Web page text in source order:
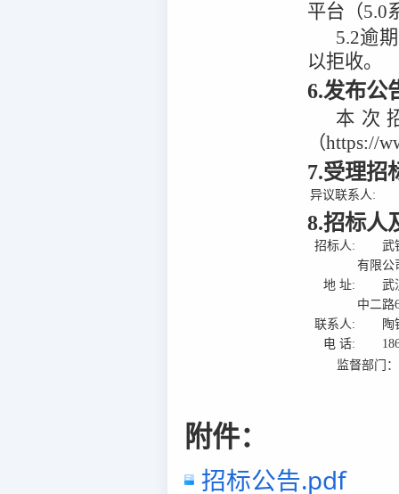
平台（5.0
5.2逾
以拒收。
6.发布公
本次
（https://
7.受理招
异议联系人:
8.招标人
招标人:
武
有限公
地 址:
武
中二路
联系人:
陶
电 话:
监督部门
附件：
招标公告.pdf